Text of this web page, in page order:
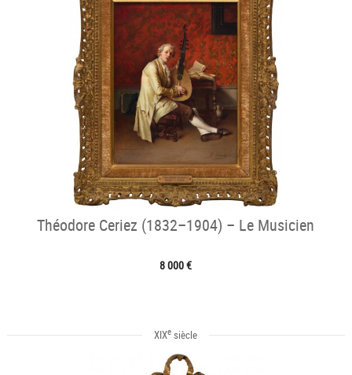
Théodore Ceriez (1832–1904) – Le Musicien
8 000 €
XIXe siècle